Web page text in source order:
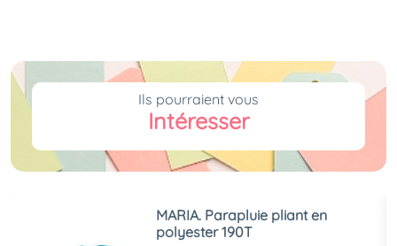
Ils pourraient vous
Intéresser
MARIA. Parapluie pliant en
polyester 190T